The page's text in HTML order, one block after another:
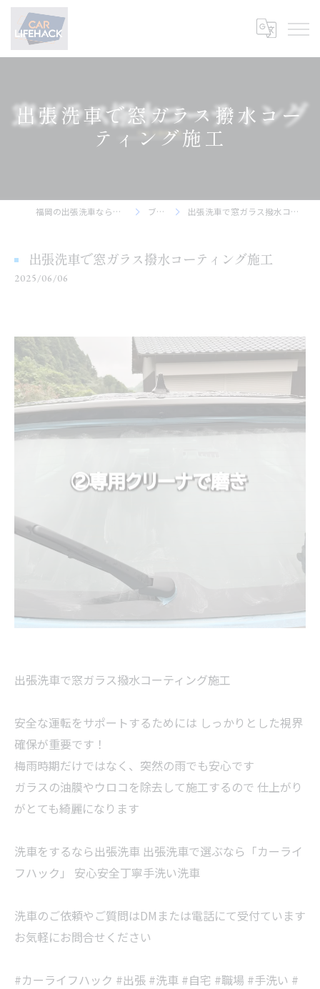
出張洗車で窓ガラス撥水コー
ティング施工
福岡の出張洗車ならCar Lifehack ブログ 出張洗車で窓ガラス撥水コーティング施工
出張洗車で窓ガラス撥水コーティング施工
2025/06/06
出張洗車で窓ガラス撥水コーティング施工
安全な運転をサポートするためには しっかりとした視界
確保が重要です！
梅雨時期だけではなく、突然の雨でも安心です
ガラスの油膜やウロコを除去して施工するので 仕上がり
がとても綺麗になります
洗車をするなら出張洗車 出張洗車で選ぶなら「カーライ
フハック」 安心安全丁寧手洗い洗車
洗車のご依頼やご質問はDMまたは電話にて受付ています
お気軽にお問合せください
#カーライフハック #出張 #洗車 #自宅 #職場 #手洗い #